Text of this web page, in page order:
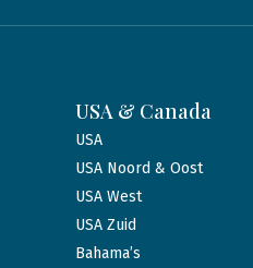
USA & Canada
USA
USA Noord & Oost
USA West
USA Zuid
Bahama’s